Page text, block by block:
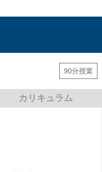
90分授業
カリキュラム